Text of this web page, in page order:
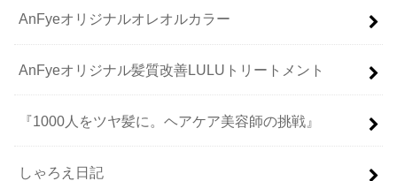
AnFyeオリジナルオレオルカラー
AnFyeオリジナル髪質改善LULUトリートメント
『1000人をツヤ髪に。ヘアケア美容師の挑戦』
しゃろえ日記